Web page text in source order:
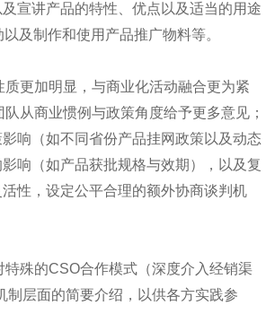
宣讲产品的特性、优点以及适当的用途
及制作和使用产品推广物料等。
更加明显，与商业化活动融合更为紧
从商业惯例与政策角度给予更多意见；
响（如不同省份产品挂网政策以及动态
响（如产品获批规格与效期），以及复
性，设定公平合理的额外协商谈判机
殊的CSO合作模式（深度介入经销渠
层面的简要介绍，以供各方实践参